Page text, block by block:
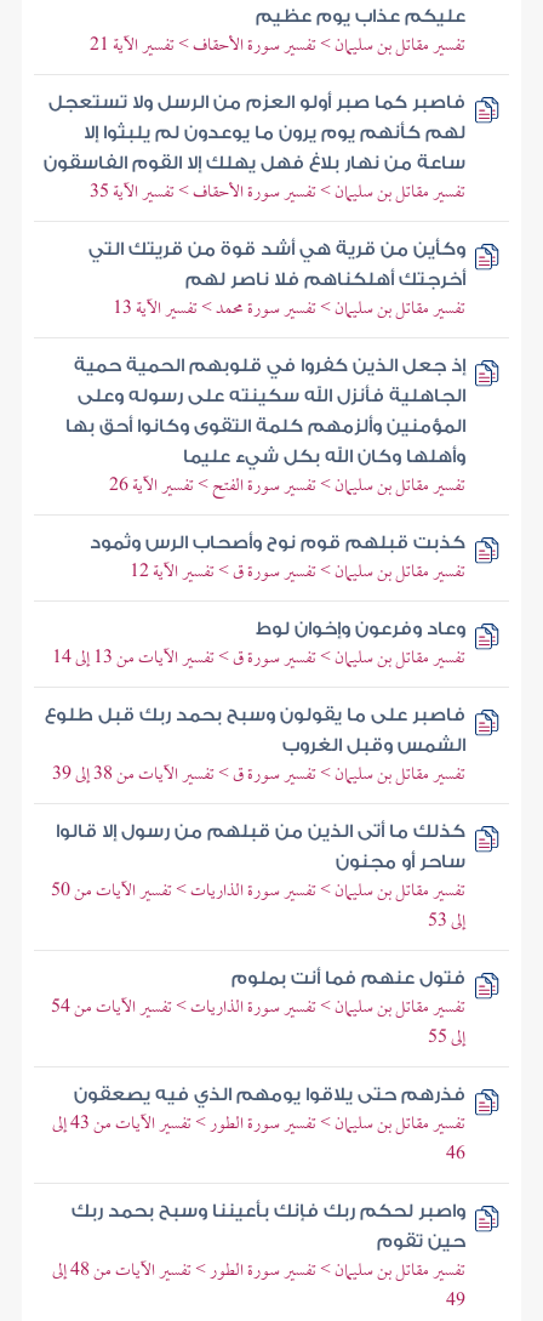
عليكم عذاب يوم عظيم
تفسير مقاتل بن سليمان > تفسير سورة الأحقاف > تفسير الآية 21
فاصبر كما صبر أولو العزم من الرسل ولا تستعجل
لهم كأنهم يوم يرون ما يوعدون لم يلبثوا إلا
ساعة من نهار بلاغ فهل يهلك إلا القوم الفاسقون
تفسير مقاتل بن سليمان > تفسير سورة الأحقاف > تفسير الآية 35
وكأين من قرية هي أشد قوة من قريتك التي
أخرجتك أهلكناهم فلا ناصر لهم
تفسير مقاتل بن سليمان > تفسير سورة محمد > تفسير الآية 13
إذ جعل الذين كفروا في قلوبهم الحمية حمية
الجاهلية فأنزل الله سكينته على رسوله وعلى
المؤمنين وألزمهم كلمة التقوى وكانوا أحق بها
وأهلها وكان الله بكل شيء عليما
تفسير مقاتل بن سليمان > تفسير سورة الفتح > تفسير الآية 26
كذبت قبلهم قوم نوح وأصحاب الرس وثمود
تفسير مقاتل بن سليمان > تفسير سورة ق > تفسير الآية 12
وعاد وفرعون وإخوان لوط
تفسير مقاتل بن سليمان > تفسير سورة ق > تفسير الآيات من 13 إلى 14
فاصبر على ما يقولون وسبح بحمد ربك قبل طلوع
الشمس وقبل الغروب
تفسير مقاتل بن سليمان > تفسير سورة ق > تفسير الآيات من 38 إلى 39
كذلك ما أتى الذين من قبلهم من رسول إلا قالوا
ساحر أو مجنون
تفسير مقاتل بن سليمان > تفسير سورة الذاريات > تفسير الآيات من 50
إلى 53
فتول عنهم فما أنت بملوم
تفسير مقاتل بن سليمان > تفسير سورة الذاريات > تفسير الآيات من 54
إلى 55
فذرهم حتى يلاقوا يومهم الذي فيه يصعقون
تفسير مقاتل بن سليمان > تفسير سورة الطور > تفسير الآيات من 43 إلى
46
واصبر لحكم ربك فإنك بأعيننا وسبح بحمد ربك
حين تقوم
تفسير مقاتل بن سليمان > تفسير سورة الطور > تفسير الآيات من 48 إلى
49